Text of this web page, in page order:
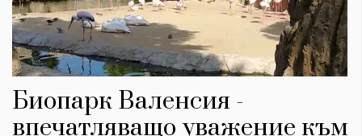
Биопарк Валенсия -
впечатляващо уважение към